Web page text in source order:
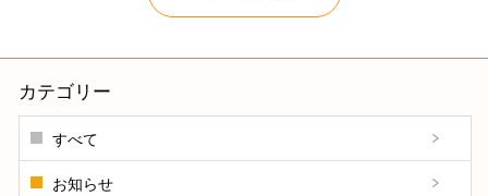
カテゴリー
すべて
お知らせ